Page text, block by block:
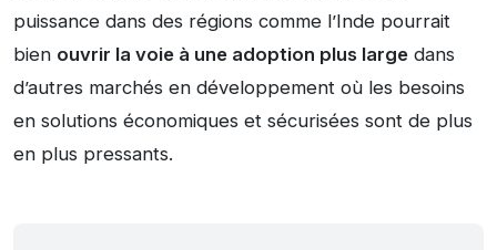
puissance dans des régions comme l’Inde pourrait
bien ouvrir la voie à une adoption plus large dans
d’autres marchés en développement où les besoins
en solutions économiques et sécurisées sont de plus
en plus pressants.